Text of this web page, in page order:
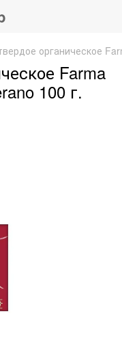
органическое
Farma
100 г.